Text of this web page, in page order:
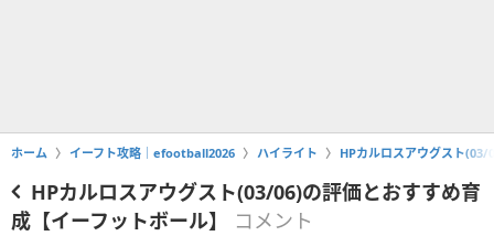
ホーム イーフト攻略｜efootball2026 ハイライト HPカルロスアウグスト(03/
HPカルロスアウグスト(03/06)の評価とおすすめ育
成【イーフットボール】
コメント